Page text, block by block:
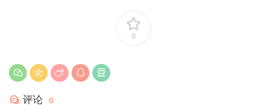
0
评论 0